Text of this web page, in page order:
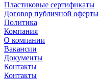
Пластиковые сертификаты
Договор публичной оферты
Политика
Компания
О компании
Вакансии
Документы
Контакты
Контакты